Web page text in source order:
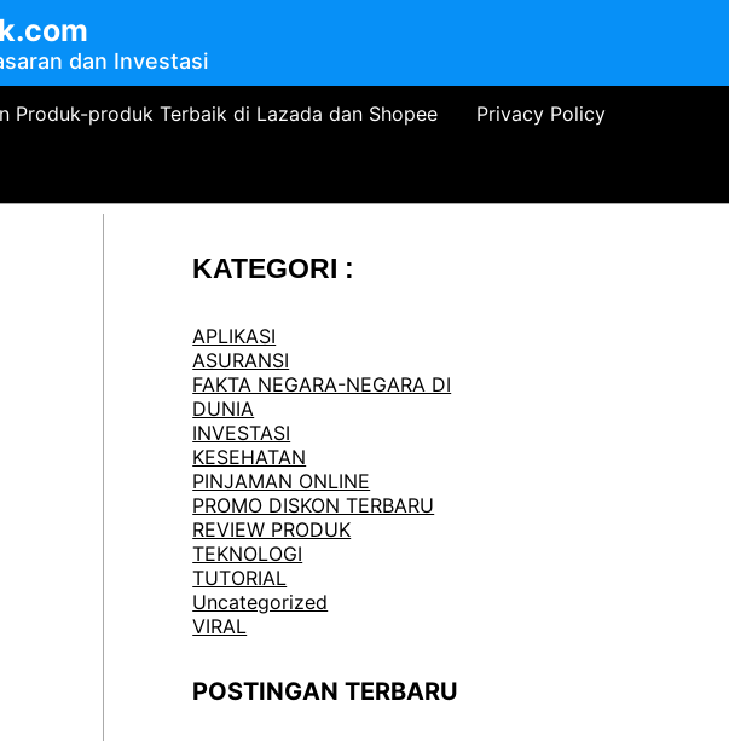
dan Investasi
Produk-produk Terbaik di Lazada dan Shopee Privacy Policy
KATEGORI :
APLIKASI
ASURANSI
FAKTA NEGARA-NEGARA DI
DUNIA
INVESTASI
KESEHATAN
PINJAMAN ONLINE
PROMO DISKON TERBARU
REVIEW PRODUK
TEKNOLOGI
TUTORIAL
Uncategorized
VIRAL
POSTINGAN TERBARU